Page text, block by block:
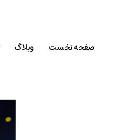
صفحه نخست وبلاگ